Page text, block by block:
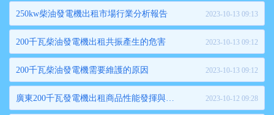
250kw柴油發電機出租市場行業分析報告 2023-10-13 09:13
200千瓦柴油發電機出租共振產生的危害 2023-10-13 09:12
200千瓦柴油發電機需要維護的原因 2023-10-13 09:12
廣東200千瓦發電機出租商品性能發揮與失效 2023-10-12 09:28